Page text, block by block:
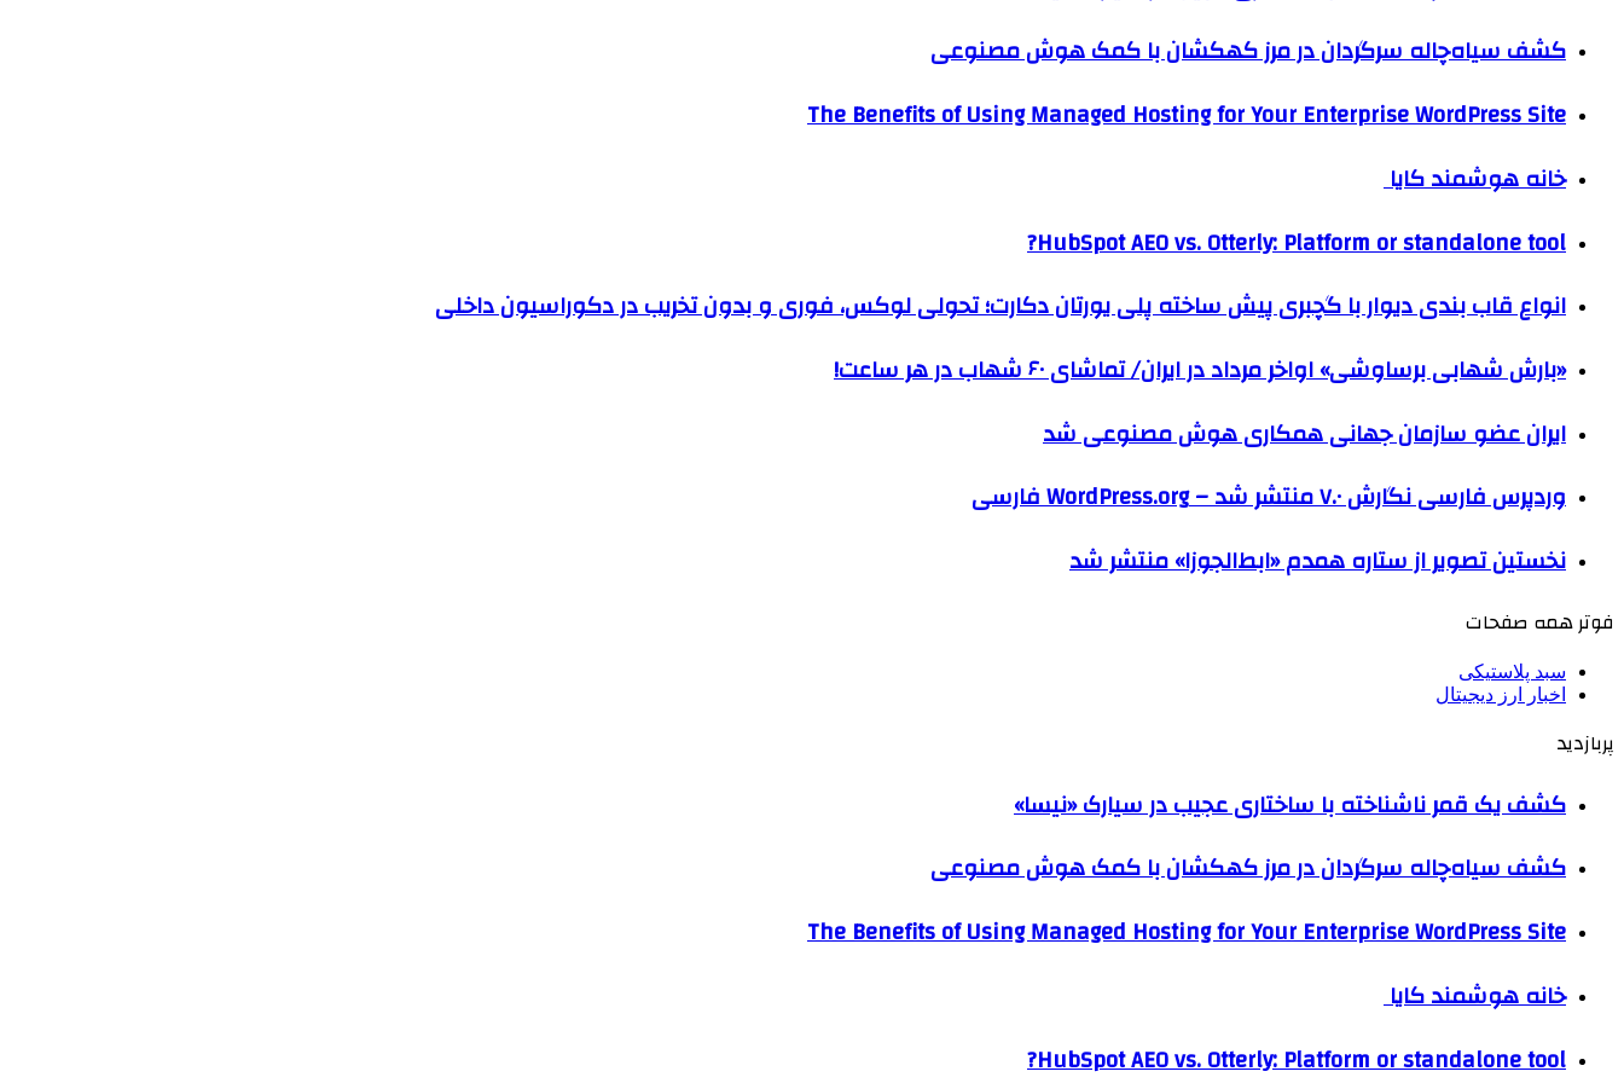
کشف سیاه‌چاله سرگردان در مرز کهکشان با کمک هوش مصنوعی
The Benefits of Using Managed Hosting for Your Enterprise WordPress Site
خانه هوشمند کایا
HubSpot AEO vs. Otterly: Platform or standalone tool?
انواع قاب بندی دیوار با گچبری پیش ساخته پلی یورتان دکارت؛ تحولی لوکس، فوری و بدون تخریب در دکوراسیون داخلی
«بارش شهابی برساوشی» اواخر مرداد در ایران/ تماشای ۶۰ شهاب در هر ساعت!
ایران عضو سازمان جهانی همکاری هوش مصنوعی شد
وردپرس فارسی نگارش ۷.۰ منتشر شد – WordPress.org فارسی
نخستین تصویر از ستاره همدم «ابط‌الجوزا» منتشر شد
فوتر همه صفحات
سبد پلاستیکی
اخبار ارز دیجیتال
پربازدید
کشف یک قمر ناشناخته با ساختاری عجیب در سیارک «نیسا»
کشف سیاه‌چاله سرگردان در مرز کهکشان با کمک هوش مصنوعی
The Benefits of Using Managed Hosting for Your Enterprise WordPress Site
خانه هوشمند کایا
HubSpot AEO vs. Otterly: Platform or standalone tool?